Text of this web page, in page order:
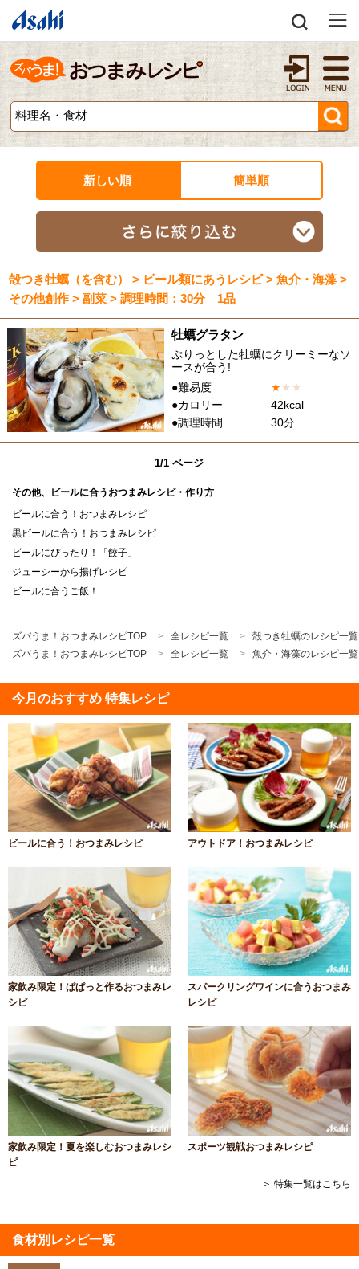
新しい順 簡単順
殻つき牡蠣（を含む） > ビール類にあうレシピ > 魚介・海藻 >
その他創作 > 副菜 > 調理時間：30分 1品
牡蠣グラタン
ぷりっとした牡蠣にクリーミーなソ
ースが合う!
●難易度
★★ ★
●カロリー
42kcal
●調理時間
30分
1/1 ページ
その他、ビールに合うおつまみレシピ・作り方
ビールに合う！おつまみレシピ
黒ビールに合う！おつまみレシピ
ビールにぴったり！「餃子」
ジューシーから揚げレシピ
ビールに合うご飯！
ズバうま！おつまみレシピTOP 全レシピ一覧
殻つき牡蠣のレシピ一覧
ズバうま！おつまみレシピTOP
全レシピ一覧 魚介・海藻のレシピ一覧
今月のおすすめ 特集レシピ
ビールに合う！おつまみレシピ アウトドア！おつまみレシピ
家飲み限定！ぱぱっと作るおつまみレ
シピ
スパークリングワインに合うおつまみ
レシピ
家飲み限定！夏を楽しむおつまみレシ
ピ
スポーツ観戦おつまみレシピ
＞ 特集一覧はこちら
食材別レシピ一覧